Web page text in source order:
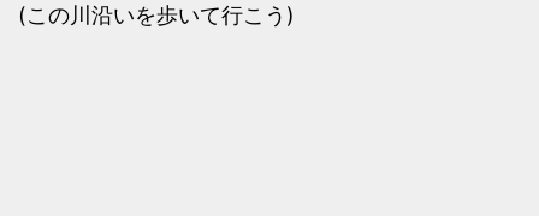
(この川沿いを歩いて行こう)